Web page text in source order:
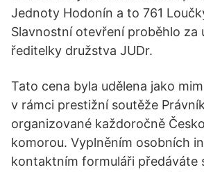
Jednoty Hodonín a to 761
Slavnostní otevření proběhlo za
ředitelky družstva JUDr.
Tato cena byla udělena jako
v rámci prestižní soutěže
organizované každoročně
komorou. Vyplněním osobních
kontaktním formuláři předáváte